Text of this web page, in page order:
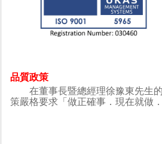
品質政策
在董事長暨總經理徐豫東先生的
策嚴格要求「做正確事．現在就做